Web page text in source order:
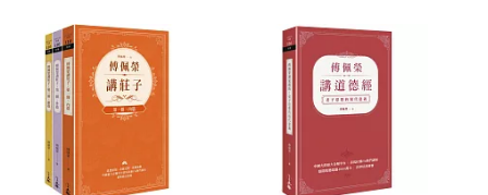
黎建球(2) Rollo May(1)
何建興(1)
傅佩榮 李霞 今波(1)
出版社 (可複選)
九歌(59)
天下文化(51) 東方出版社(45)